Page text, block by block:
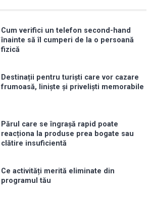
Cum verifici un telefon second-hand
înainte să îl cumperi de la o persoană
fizică
Destinații pentru turiști care vor cazare
frumoasă, liniște și priveliști memorabile
Părul care se îngrașă rapid poate
reacționa la produse prea bogate sau
clătire insuficientă
Ce activități merită eliminate din
programul tău